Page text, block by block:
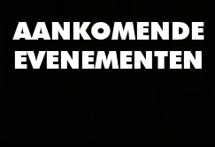
AANKOMENDE
EVENEMENTEN